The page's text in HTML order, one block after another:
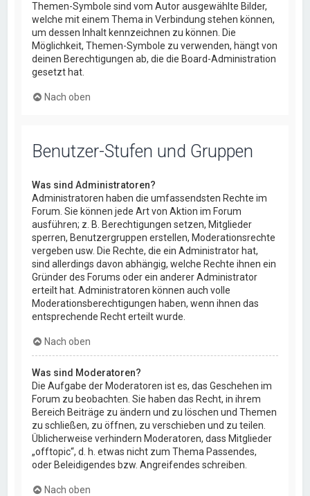
Themen-Symbole sind vom Autor ausgewählte Bilder,
welche mit einem Thema in Verbindung stehen können,
um dessen Inhalt kennzeichnen zu können. Die
Möglichkeit, Themen-Symbole zu verwenden, hängt von
deinen Berechtigungen ab, die die Board-Administration
gesetzt hat.
Nach oben
Benutzer-Stufen und Gruppen
Was sind Administratoren?
Administratoren haben die umfassendsten Rechte im
Forum. Sie können jede Art von Aktion im Forum
ausführen; z. B. Berechtigungen setzen, Mitglieder
sperren, Benutzergruppen erstellen, Moderationsrechte
vergeben usw. Die Rechte, die ein Administrator hat,
sind allerdings davon abhängig, welche Rechte ihnen ein
Gründer des Forums oder ein anderer Administrator
erteilt hat. Administratoren können auch volle
Moderationsberechtigungen haben, wenn ihnen das
entsprechende Recht erteilt wurde.
Nach oben
Was sind Moderatoren?
Die Aufgabe der Moderatoren ist es, das Geschehen im
Forum zu beobachten. Sie haben das Recht, in ihrem
Bereich Beiträge zu ändern und zu löschen und Themen
zu schließen, zu öffnen, zu verschieben und zu teilen.
Üblicherweise verhindern Moderatoren, dass Mitglieder
„offtopic“, d. h. etwas nicht zum Thema Passendes,
oder Beleidigendes bzw. Angreifendes schreiben.
Nach oben